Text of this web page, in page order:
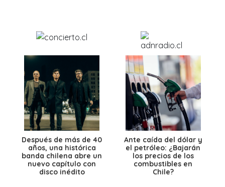
Después de más de 40
años, una histórica
banda chilena abre un
nuevo capítulo con
disco inédito
Ante caída del dólar y
el petróleo: ¿Bajarán
los precios de los
combustibles en
Chile?